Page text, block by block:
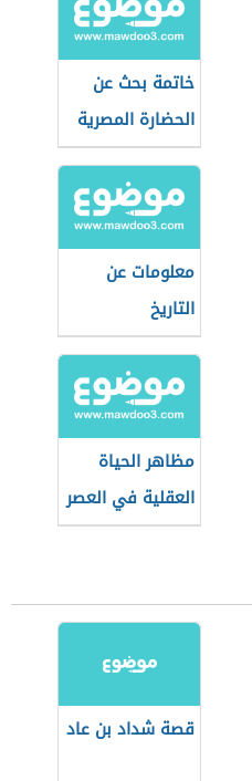
خاتمة بحث عن
الحضارة المصرية
القديمة
معلومات عن
التاريخ
مظاهر الحياة
العقلية في العصر
الجاهلي
قصة شداد بن عاد